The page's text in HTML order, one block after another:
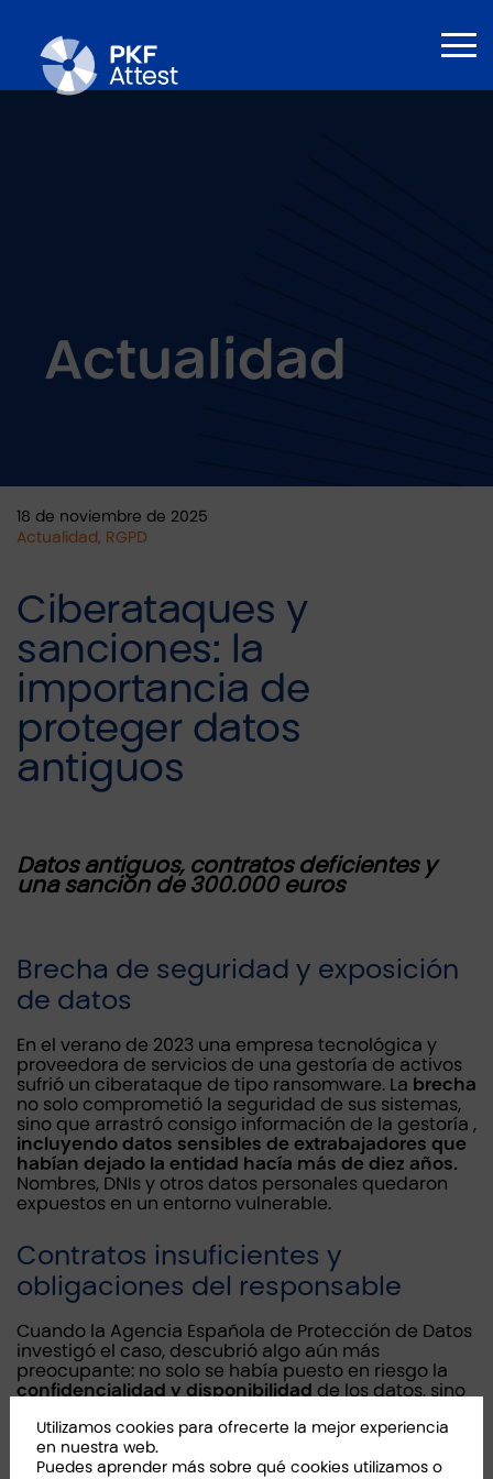
Actualidad
18 de noviembre de 2025
Actualidad, RGPD
Ciberataques y
sanciones: la
importancia de
proteger datos
antiguos
Datos antiguos, contratos deficientes y
una sanción de 300.000 euros
Brecha de seguridad y exposición
de datos
En el verano de 2023 una empresa tecnológica y
proveedora de servicios de una gestoría de activos
sufrió un ciberataque de tipo ransomware. La brecha
no solo comprometió la seguridad de sus sistemas,
sino que arrastró consigo información de la gestoría ,
incluyendo datos sensibles de extrabajadores que
habían dejado la entidad hacía más de diez años.
Nombres, DNIs y otros datos personales quedaron
expuestos en un entorno vulnerable.
Contratos insuficientes y
obligaciones del responsable
Cuando la Agencia Española de Protección de Datos
investigó el caso, descubrió algo aún más
preocupante: no solo se había puesto en riesgo la
confidencialidad y disponibilidad de los datos, sino
encargado del tratamiento era insuficiente, porque
se limitaba a cláusulas genéricas
detallaban las medidas de seguridad a aplicar ni
Utilizamos cookies para ofrecerte la mejor experiencia
en nuestra web.
Puedes aprender más sobre qué cookies utilizamos o